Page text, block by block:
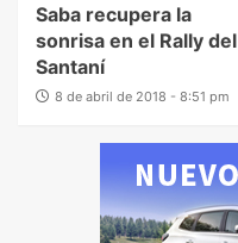
Saba recupera la
sonrisa en el Rally del
Santaní
8 de abril de 2018 - 8:51 pm